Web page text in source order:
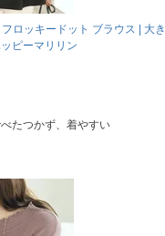
ロッキードット ブラウス | 大き
ピーマリリン
たつかず、着やすい